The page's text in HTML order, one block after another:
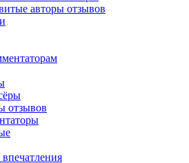
авторы отзывов
отзывов